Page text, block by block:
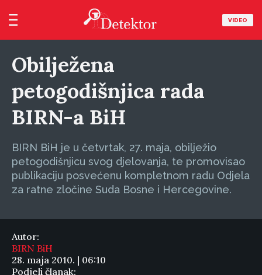
VIDEO
Obilježena
petogodišnjica rada
BIRN-a BiH
BIRN BiH je u četvrtak, 27. maja, obilježio
petogodišnjicu svog djelovanja, te promovisao
publikaciju posvećenu kompletnom radu Odjela
za ratne zločine Suda Bosne i Hercegovine.
Autor:
BIRN BiH
28. maja 2010. | 06:10
Podjeli članak: